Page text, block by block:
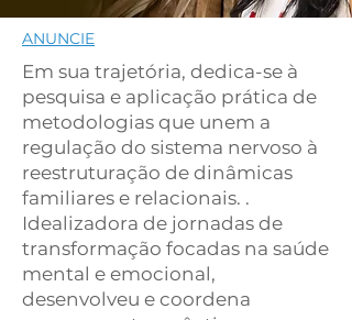
ANUNCIE
Em sua trajetória, dedica-se à
pesquisa e aplicação prática de
metodologias que unem a
regulação do sistema nervoso à
reestruturação de dinâmicas
familiares e relacionais. .
Idealizadora de jornadas de
transformação focadas na saúde
mental e emocional,
desenvolveu e coordena